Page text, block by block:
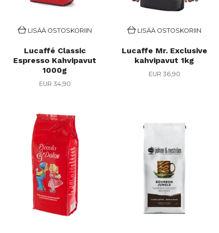
LISÄÄ OSTOSKORIIN
Lucaffé Classic
Espresso Kahvipavut
1000g
EUR 34,90
LISÄÄ OSTOSKORIIN
Lucaffe Mr. Exclusive
kahvipavut 1kg
EUR 36,90